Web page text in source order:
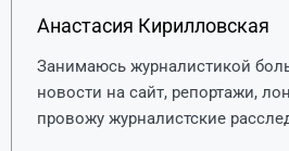
Анастасия Кирилловская
Занимаюсь журналистикой
новости на сайт, репортажи,
провожу журналистские